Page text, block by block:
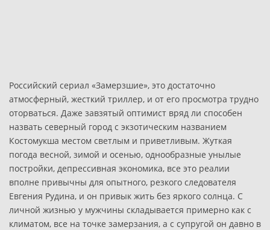
Российский сериал «Замерзшие», это достаточно
атмосферный, жесткий триллер, и от его просмотра трудно
оторваться. Даже завзятый оптимист вряд ли способен
назвать северный город с экзотическим названием
Костомукша местом светлым и приветливым. Жуткая
погода весной, зимой и осенью, однообразные унылые
постройки, депрессивная экономика, все это реалии
вполне привычны для опытного, резкого следователя
Евгения Рудина, и он привык жить без яркого солнца. С
личной жизнью у мужчины складывается примерно как с
климатом, все на точке замерзания, а с супругой он давно в